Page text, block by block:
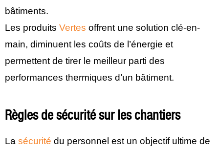
bâtiments.
Les produits Vertes offrent une solution clé-en-
main, diminuent les coûts de l’énergie et
permettent de tirer le meilleur parti des
performances thermiques d’un bâtiment.
Règles de sécurité sur les chantiers
La sécurité du personnel est un objectif ultime de